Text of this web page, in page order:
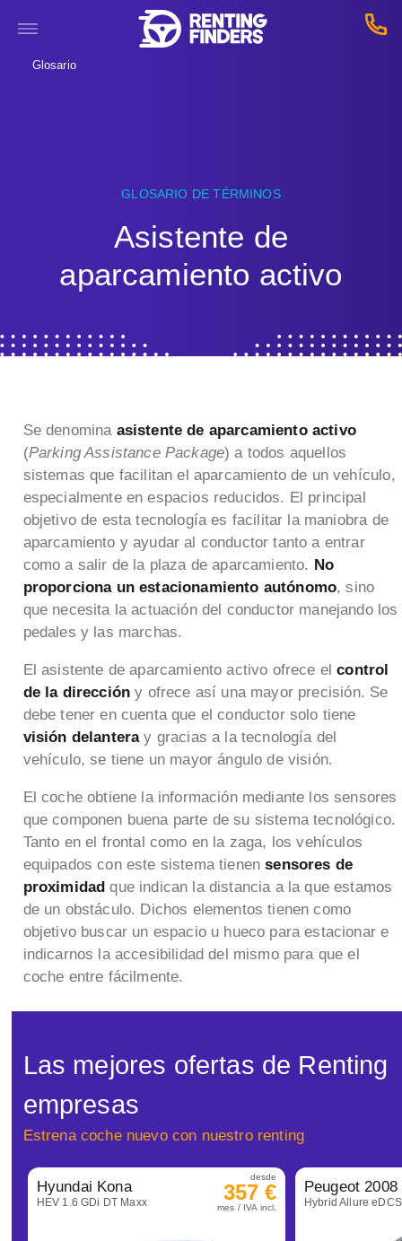
Glosario
GLOSARIO DE TÉRMINOS
Asistente de
aparcamiento activo
Se denomina asistente de aparcamiento activo
(Parking Assistance Package) a todos aquellos
sistemas que facilitan el aparcamiento de un vehículo,
especialmente en espacios reducidos. El principal
objetivo de esta tecnología es facilitar la maniobra de
aparcamiento y ayudar al conductor tanto a entrar
como a salir de la plaza de aparcamiento. No
proporciona un estacionamiento autónomo, sino
que necesita la actuación del conductor manejando los
pedales y las marchas.
El asistente de aparcamiento activo ofrece el control
de la dirección y ofrece así una mayor precisión. Se
debe tener en cuenta que el conductor solo tiene
visión delanteray gracias a la tecnología del
vehículo, se tiene un mayor ángulo de visión.
El coche obtiene la información mediante los sensores
que componen buena parte de su sistema tecnológico.
Tanto en el frontal como en la zaga, los vehículos
equipados con este sistema tienensensores de
proximidad que indican la distancia a la que estamos
de un obstáculo. Dichos elementos tienen como
objetivo buscar un espacio u hueco para estacionar e
indicarnos la accesibilidad del mismo para que el
coche entre fácilmente.
Las mejores ofertas de Renting
empresas
Estrena coche nuevo con nuestro renting
Hyundai Kona
HEV 1.6 GDi DT Maxx
desde
357 €
mes / IVA incl.
Peugeot 2008
Hybrid Allure